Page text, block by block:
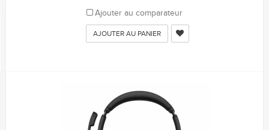
Ajouter au comparateur
AJOUTER AU PANIER